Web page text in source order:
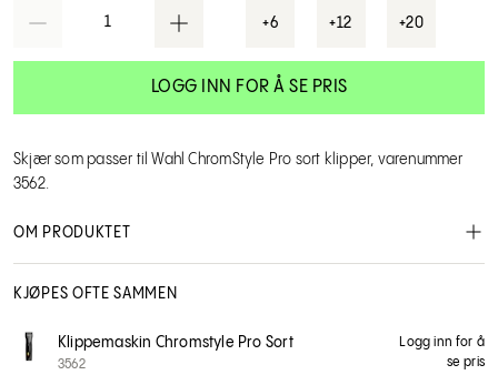
1 +6 +12 +20
LOGG INN FOR Å SE PRIS
Skjær som passer til Wahl ChromStyle Pro sort klipper, varenummer
3562.
OM PRODUKTET
Wahl
18547372
KJØPES OFTE SAMMEN
Klippemaskin Chromstyle Pro Sort
3562
Logg inn for å
se pris